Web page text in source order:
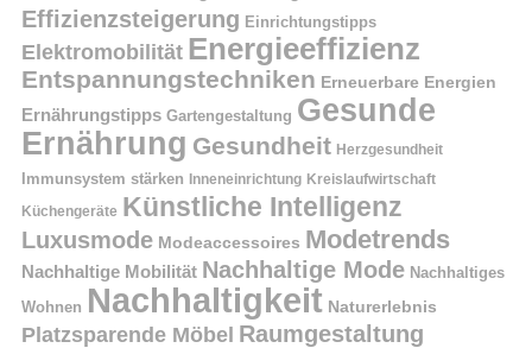
Effizienzsteigerung Einrichtungstipps
Elektromobilität Energieeffizienz
Entspannungstechniken Erneuerbare Energien
Ernährungstipps Gartengestaltung Gesunde
Ernährung Gesundheit Herzgesundheit
Immunsystem stärken Inneneinrichtung Kreislaufwirtschaft
Küchengeräte Künstliche Intelligenz
Luxusmode Modeaccessoires Modetrends
Nachhaltige Mobilität Nachhaltige Mode Nachhaltiges
Wohnen Nachhaltigkeit Naturerlebnis
Platzsparende Möbel Raumgestaltung